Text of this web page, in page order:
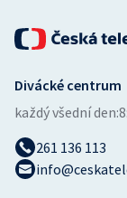
Divácké centrum
každý všední den:
261 136 113